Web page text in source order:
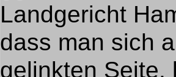
Landgericht
dass man sich
gelinkten Seite,